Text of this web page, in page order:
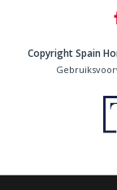
Copyright Spain